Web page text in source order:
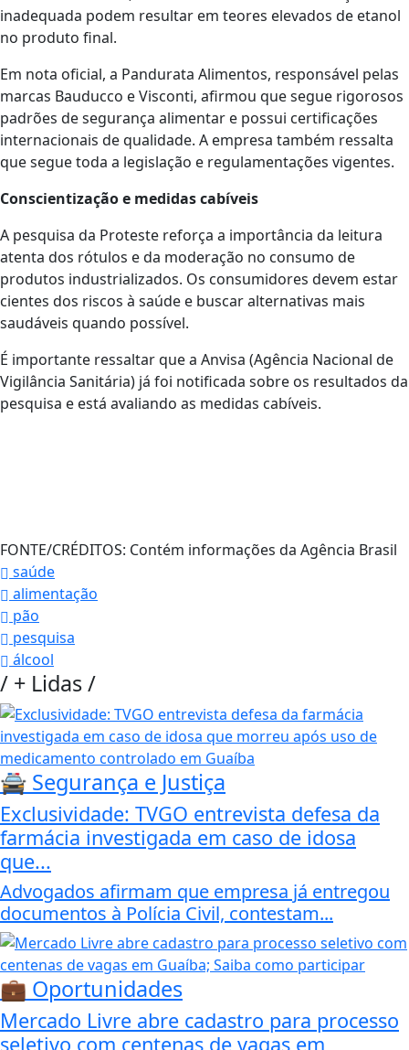
inadequada podem resultar em teores elevados de etanol
no produto final.
Em nota oficial, a Pandurata Alimentos, responsável pelas
marcas Bauducco e Visconti, afirmou que segue rigorosos
padrões de segurança alimentar e possui certificações
internacionais de qualidade. A empresa também ressalta
que segue toda a legislação e regulamentações vigentes.
Conscientização e medidas cabíveis
A pesquisa da Proteste reforça a importância da leitura
atenta dos rótulos e da moderação no consumo de
produtos industrializados. Os consumidores devem estar
cientes dos riscos à saúde e buscar alternativas mais
saudáveis quando possível.
É importante ressaltar que a Anvisa (Agência Nacional de
Vigilância Sanitária) já foi notificada sobre os resultados da
pesquisa e está avaliando as medidas cabíveis.
FONTE/CRÉDITOS: Contém informações da Agência Brasil
saúde
alimentação
pão
pesquisa
álcool
/ + Lidas/
🚔 Segurança e Justiça
Exclusividade: TVGO entrevista defesa da
farmácia investigada em caso de idosa
que...
Advogados afirmam que empresa já entregou
documentos à Polícia Civil, contestam...
💼 Oportunidades
Mercado Livre abre cadastro para processo
seletivo com centenas de vagas em